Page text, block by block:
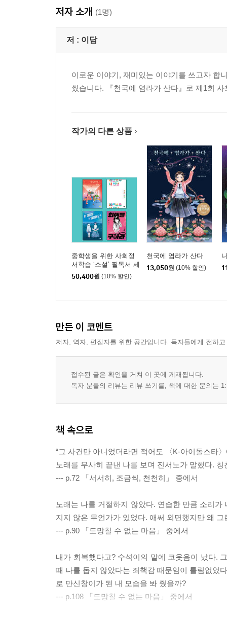
저자 소개 (1명)
저 : 이담
이로운 이야기, 재미있는 이야기를 쓰고자 합
썼습니다. 『천국에 염라가 산다』로 제1회
작가의 다른 상품
중학생을 위한 사회정
서학습 ‘소설’ 필독서 세
트
50,400원 (10% 할인)
천국에 염라가 산다
13,050원 (10% 할인)
만든 이 코멘트
저자, 역자, 편집자를 위한 공간입니다. 독자들에게 전하
접수된 글은 확인을 거쳐 이 곳에 게재됩니다.
독자 분들의 리뷰는 리뷰 쓰기를, 책에 대한 문의는
책 속으로
“그 사건만 아니었더라면 적어도 〈K-아이돌스타
노래를 무사히 끝낸 나를 보며 진서노가 말했다.
--- p.72 「서서히, 조금씩, 천천히」 중에서
노래는 나를 거절하지 않았다. 연습한 만큼 소리
지지 않은 무언가가 있었다. 애써 외면했지만 왜
--- p.90 「도망칠 수 없는 마음」 중에서
내가 회복했다고? 수석이의 말에 코웃음이 났다.
때 나를 돕지 않았다는 죄책감 때문임이 틀림없었
로 만신창이가 된 내 모습을 봐 줬을까?
--- p.108 「도망칠 수 없는 마음」 중에서